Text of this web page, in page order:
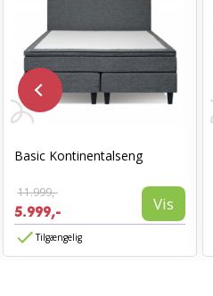
Basic Kontinentalseng
11.999,-
5.999,- Vis
Tilgængelig